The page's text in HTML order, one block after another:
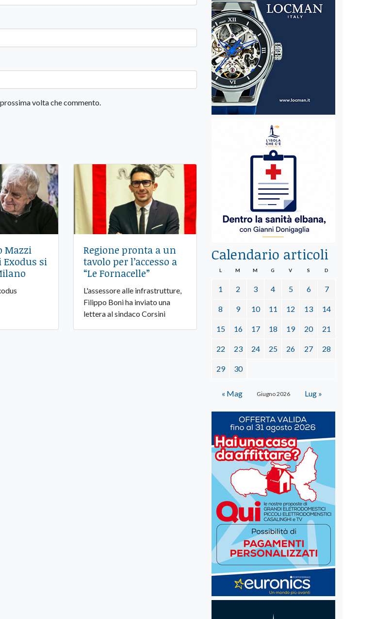
volta che commento.
Mazzi
si
Regione pronta a un
tavolo per l’accesso a
“Le Fornacelle”
L'assessore alle infrastrutture,
Filippo Boni ha inviato una
lettera al sindaco Corsini
Calendario articoli
Giugno 2026
L M M G V S D
1 2 3 4 5 6 7
8 9 10 11 12 13 14
15 16 17 18 19 20 21
22 23 24 25 26 27 28
29 30
« Mag Lug »